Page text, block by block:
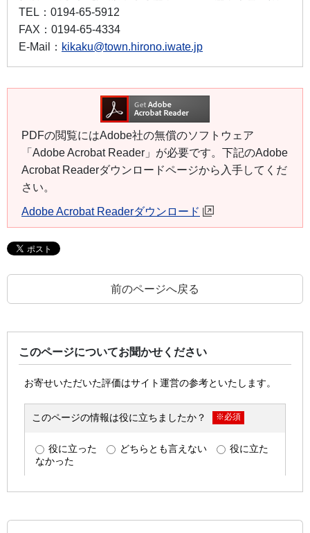
TEL： 0194-65-5912
FAX： 0194-65-4334
E-Mail： kikaku@town.hirono.iwate.jp
PDFの閲覧にはAdobe社の無償のソフトウェア
「Adobe Acrobat Reader」が必要です。下記のAdobe
Acrobat Readerダウンロードページから入手してくだ
さい。
Adobe Acrobat Readerダウンロード
前のページへ戻る
このページについてお聞かせください